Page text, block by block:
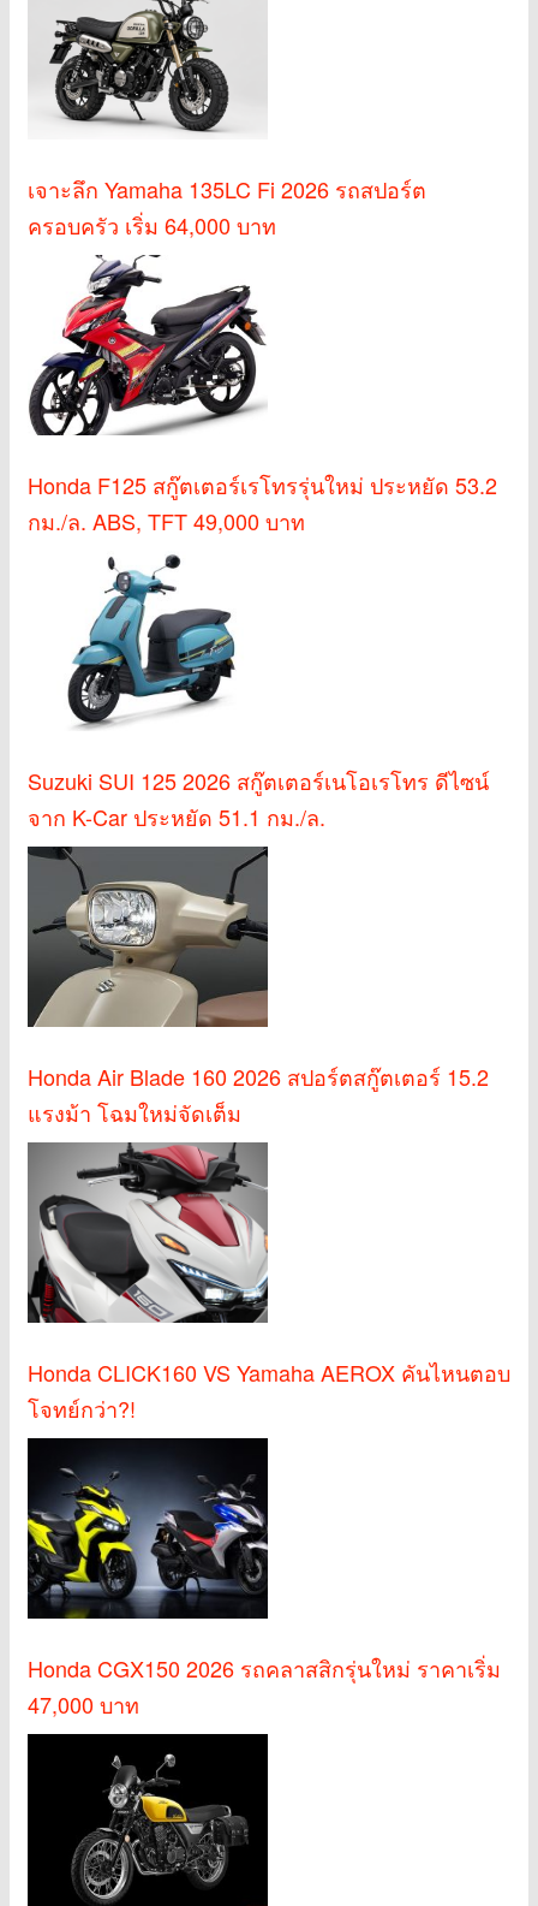
เจาะลึก Yamaha 135LC Fi 2026 รถสปอร์ต
ครอบครัว เริ่ม 64,000 บาท
Honda F125 สกู๊ตเตอร์เรโทรรุ่นใหม่ ประหยัด 53.2
กม./ล. ABS, TFT 49,000 บาท
Suzuki SUI 125 2026 สกู๊ตเตอร์เนโอเรโทร ดีไซน์
จาก K-Car ประหยัด 51.1 กม./ล.
Honda Air Blade 160 2026 สปอร์ตสกู๊ตเตอร์ 15.2
แรงม้า โฉมใหม่จัดเต็ม
Honda CLICK160 VS Yamaha AEROX คันไหนตอบ
โจทย์กว่า?!
Honda CGX150 2026 รถคลาสสิกรุ่นใหม่ ราคาเริ่ม
47,000 บาท